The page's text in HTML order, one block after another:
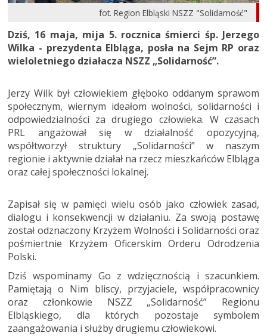
fot. Region Elbląski NSZZ "Solidarność"
Dziś, 16 maja, mija 5. rocznica śmierci śp. Jerzego
Wilka - prezydenta Elbląga, posła na Sejm RP oraz
wieloletniego działacza NSZZ „Solidarność”.
Jerzy Wilk był człowiekiem głęboko oddanym sprawom
społecznym, wiernym ideałom wolności, solidarności i
odpowiedzialności za drugiego człowieka. W czasach
PRL angażował się w działalność opozycyjną,
współtworzył struktury „Solidarności” w naszym
regionie i aktywnie działał na rzecz mieszkańców Elbląga
oraz całej społeczności lokalnej.
Zapisał się w pamięci wielu osób jako człowiek zasad,
dialogu i konsekwencji w działaniu. Za swoją postawę
został odznaczony Krzyżem Wolności i Solidarności oraz
pośmiertnie Krzyżem Oficerskim Orderu Odrodzenia
Polski.
Dziś wspominamy Go z wdzięcznością i szacunkiem.
Pamiętają o Nim bliscy, przyjaciele, współpracownicy
oraz członkowie NSZZ „Solidarność” Regionu
Elbląskiego, dla których pozostaje symbolem
zaangażowania i służby drugiemu człowiekowi.